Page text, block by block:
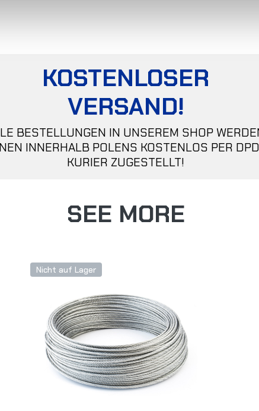
KOSTENLOSER
VERSAND!
BESTELLUNGEN IN UNSEREM SHOP
INNERHALB POLENS KOSTENLOS PER
KURIER ZUGESTELLT!
SEE MORE
Nicht auf Lager